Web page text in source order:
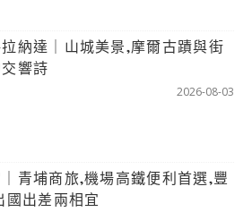
納達｜山城美景,摩爾古蹟與街
響詩
2026-08-03
青埔商旅,機場高鐵便利首選,豐
國出差兩相宜